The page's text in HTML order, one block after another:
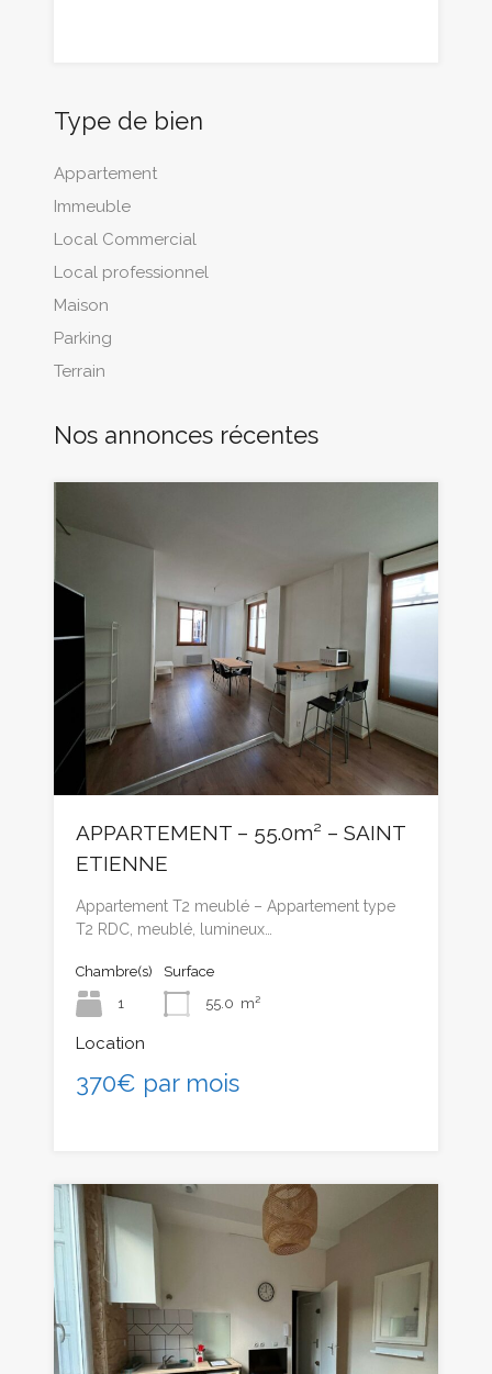
Type de bien
Appartement
Immeuble
Local Commercial
Local professionnel
Maison
Parking
Terrain
Nos annonces récentes
APPARTEMENT – 55.0m² – SAINT
ETIENNE
Appartement T2 meublé – Appartement type
T2 RDC, meublé, lumineux…
Chambre(s)
1
Surface
55.0 m²
Location
370€ par mois